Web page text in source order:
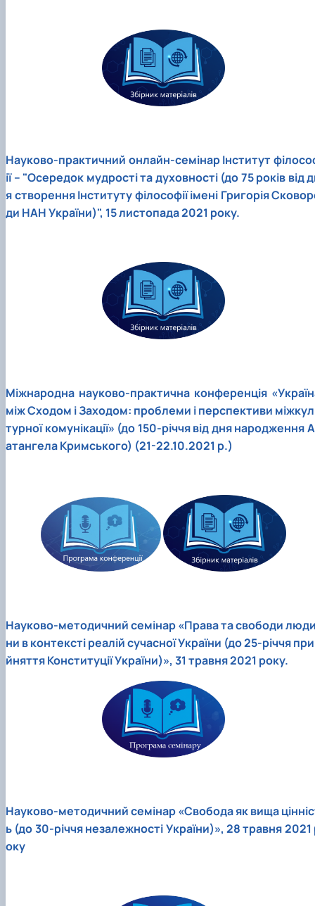
Науково-практичний онлайн-семінар Інститут
ії – "Осередок мудрості та духовності (до 75 років від
я створення Інституту філософії імені Григорія
ди НАН України)", 15 листопада 2021 року.
Міжнародна науково-практична конференція
між Сходом і Заходом: проблеми і перспективи
турної комунікації» (до 150-річчя від дня народження
атангела Кримського) (21-22.10.2021 р.)
Науково-методичний семінар «Права та свободи
ни в контексті реалій сучасної України (до 25-річчя при
йняття Конституції України)», 31 травня 2021 року.
Науково-методичний семінар «Свобода як вища
ь (до 30-річчя незалежності України)», 28 травня 2021
оку